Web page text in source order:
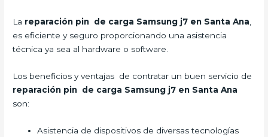
La reparación pin de carga Samsung j7 en Santa Ana
es eficiente y seguro proporcionando una asistencia
técnica ya sea al hardware o software.
Los beneficios y ventajas de contratar un buen servicio de
reparación pin de carga Samsung j7 en Santa Ana
son:
Asistencia de dispositivos de diversas tecnologías